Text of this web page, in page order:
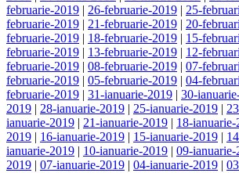
februarie-2019 | 26-februarie-2019 | 25-
februarie-2019 | 21-februarie-2019 | 20-
februarie-2019 | 18-februarie-2019 | 15-
februarie-2019 | 13-februarie-2019 | 12-
februarie-2019 | 08-februarie-2019 | 07-
februarie-2019 | 05-februarie-2019 | 04-
februarie-2019 | 31-ianuarie-2019 | 30-
2019 | 28-ianuarie-2019 | 25-ianuarie-2019 |
ianuarie-2019 | 21-ianuarie-2019 | 18-ianuarie-
2019 | 16-ianuarie-2019 | 15-ianuarie-2019 |
ianuarie-2019 | 10-ianuarie-2019 | 09-ianuarie-
2019 | 07-ianuarie-2019 | 04-ianuarie-2019 |